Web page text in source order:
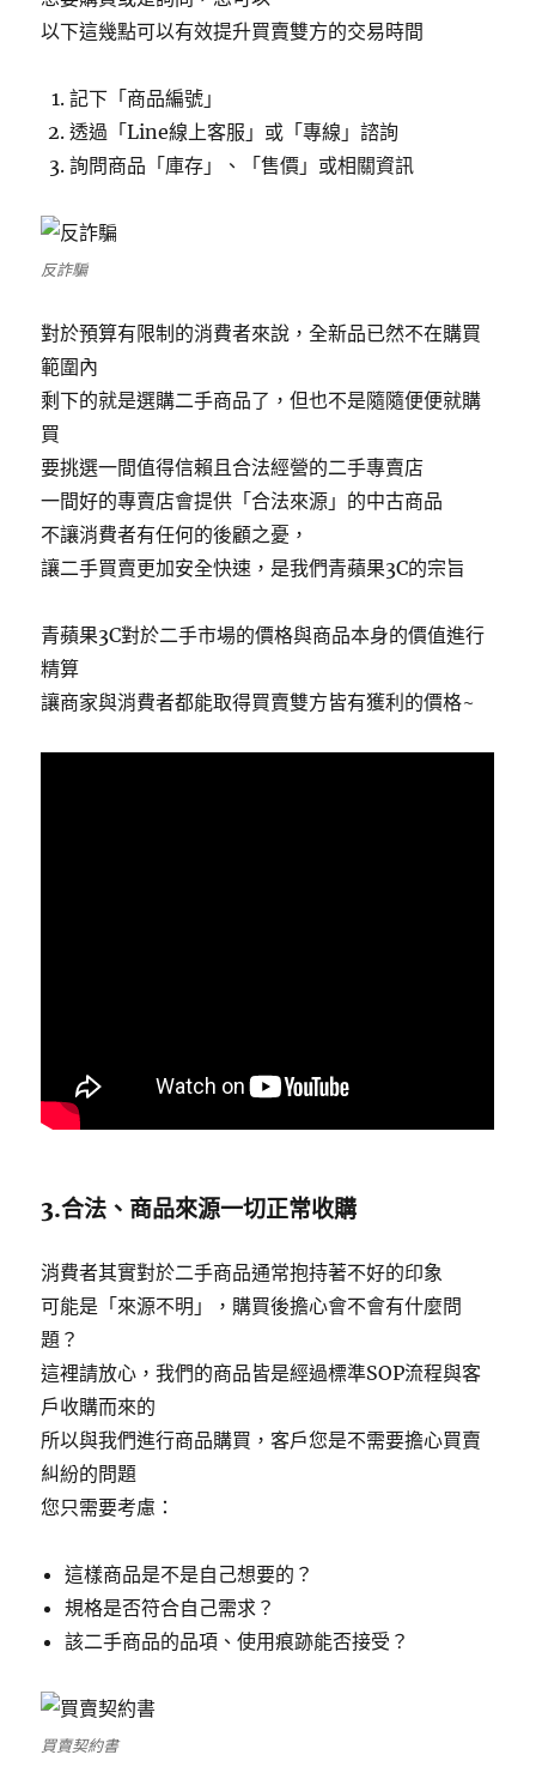
以下這幾點可以有效提升買賣雙方的交易時間
記下「商品編號」
透過「Line線上客服」或「專線」諮詢
詢問商品「庫存」、「售價」或相關資訊
反詐騙
對於預算有限制的消費者來說，全新品已然不在購買
範圍內
剩下的就是選購二手商品了，但也不是隨隨便便就購
買
要挑選一間值得信賴且合法經營的二手專賣店
一間好的專賣店會提供「合法來源」的中古商品
不讓消費者有任何的後顧之憂，
讓二手買賣更加安全快速，是我們青蘋果3C的宗旨
青蘋果3C對於二手市場的價格與商品本身的價值進行
精算
讓商家與消費者都能取得買賣雙方皆有獲利的價格~
3.合法、商品來源一切正常收購
消費者其實對於二手商品通常抱持著不好的印象
可能是「來源不明」，購買後擔心會不會有什麼問
題？
這裡請放心，我們的商品皆是經過標準SOP流程與客
戶收購而來的
所以與我們進行商品購買，客戶您是不需要擔心買賣
糾紛的問題
您只需要考慮：
這樣商品是不是自己想要的？
規格是否符合自己需求？
該二手商品的品項、使用痕跡能否接受？
買賣契約書